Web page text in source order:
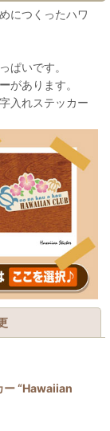
につくったハワ
ぱいです。
があります。
入れステッカー
ー “Hawaiian